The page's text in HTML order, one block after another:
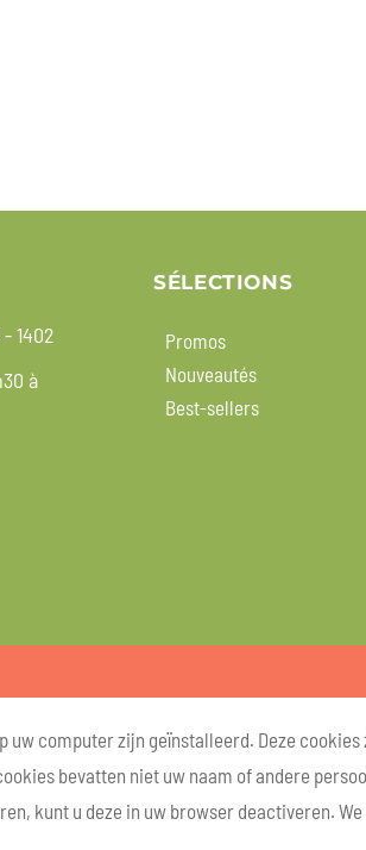
1402
à
SÉLECTIONS
Promos
Nouveautés
Best-sellers
uw computer zijn geïnstalleerd. Deze
bevatten niet uw naam of andere
kunt u deze in uw browser deactiveren.